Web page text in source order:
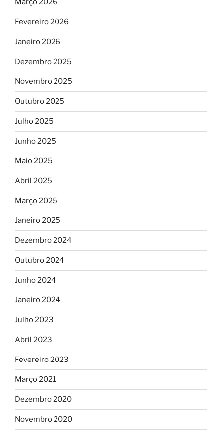
Março 2026
Fevereiro 2026
Janeiro 2026
Dezembro 2025
Novembro 2025
Outubro 2025
Julho 2025
Junho 2025
Maio 2025
Abril 2025
Março 2025
Janeiro 2025
Dezembro 2024
Outubro 2024
Junho 2024
Janeiro 2024
Julho 2023
Abril 2023
Fevereiro 2023
Março 2021
Dezembro 2020
Novembro 2020